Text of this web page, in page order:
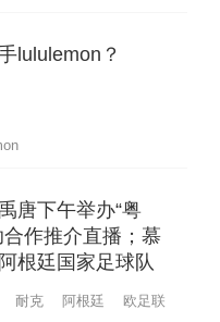
lululemon？
唐下午举办“粤
合作推介直播；慕
根廷国家足球队
耐克 阿根廷
欧足联